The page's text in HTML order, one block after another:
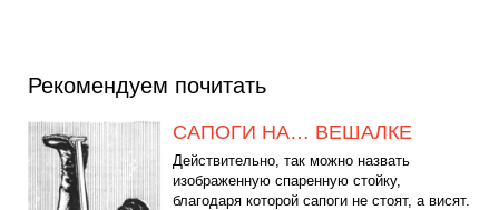
Рекомендуем почитать
САПОГИ НА… ВЕШАЛКЕ
Действительно, так можно назвать
изображенную спаренную стойку,
благодаря которой сапоги не стоят, а висят.